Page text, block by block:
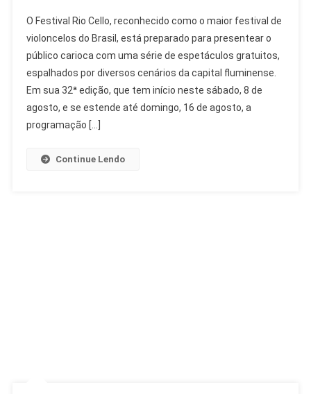
Rio
Cello
Celebra
32
Anos
Com
O Festival Rio Cello, reconhecido como o maior festival de
violoncelos do Brasil, está preparado para presentear o
público carioca com uma série de espetáculos gratuitos,
espalhados por diversos cenários da capital fluminense.
Em sua 32ª edição, que tem início neste sábado, 8 de
agosto, e se estende até domingo, 16 de agosto, a
programação […]
Continue Lendo